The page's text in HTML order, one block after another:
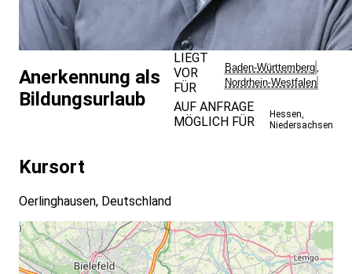
Anerkennung als
Bildungsurlaub
LIEGT
VOR
FÜR
Baden-Württemberg,
Nordrhein-Westfalen
AUF ANFRAGE
MÖGLICH FÜR
Hessen,
Niedersachsen
Kursort
Oerlinghausen, Deutschland